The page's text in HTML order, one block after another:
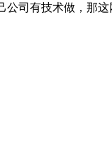
司有技术做，那